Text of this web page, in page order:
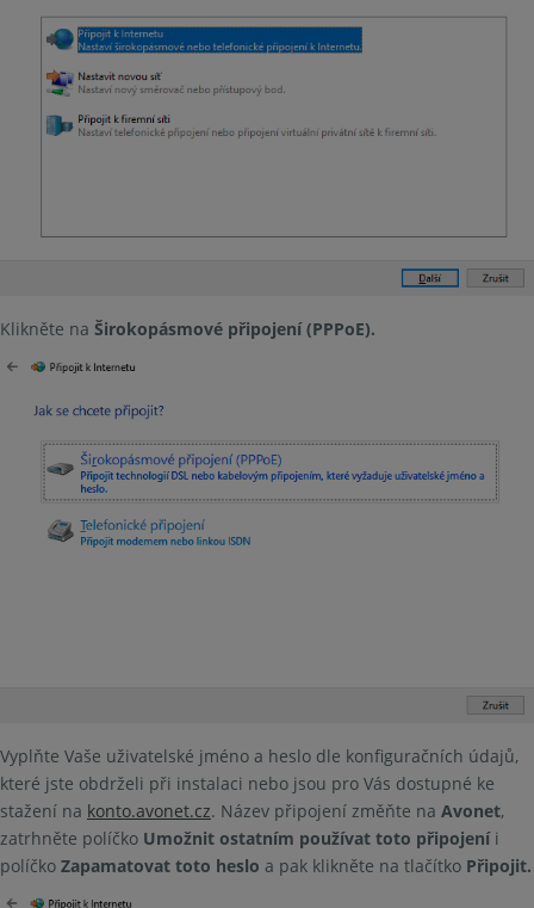
Klikněte na Širokopásmové připojení (PPPoE).
Vyplňte Vaše uživatelské jméno a heslo dle konfiguračních údajů,
které jste obdrželi při instalaci nebo jsou pro Vás dostupné ke
stažení na konto.avonet.cz. Název připojení změňte na Avonet,
zatrhněte políčko Umožnit ostatním používat toto připojeníi
políčko Zapamatovat toto heslo a pak klikněte na tlačítko Připojit.